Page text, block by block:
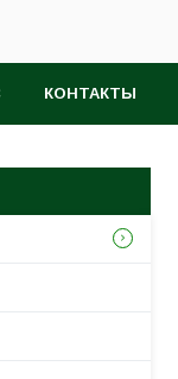
КОНТАКТЫ